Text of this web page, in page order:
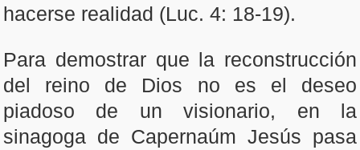
hacerse realidad (Luc. 4: 18-19).
Para demostrar que la reconstrucción
del reino de Dios no es el deseo
piadoso de un visionario, en la
sinagoga de Capernaúm Jesús pasa